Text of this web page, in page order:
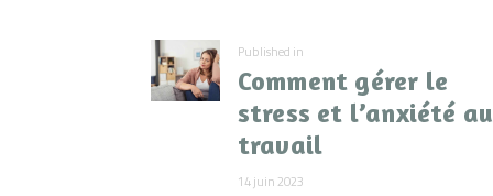
l’article
Published in
post:
Comment gérer le
stress et l’anxiété au
travail
14 juin 2023